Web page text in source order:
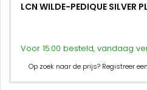
LCN WILDE-PEDIQUE SILVER
Voor 15:00 besteld, vandaag
Op zoek naar de prijs? Registreer